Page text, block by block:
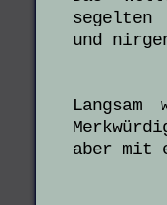
segelten
und
aber mit